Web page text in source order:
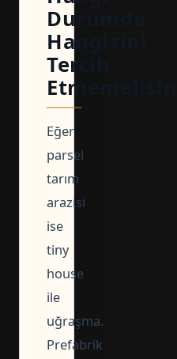
Durumda
Hangisini
Tercih
Etmemelisin
Eğer
parsel
tarım
arazisi
ise
tiny
house
ile
uğraşma.
Prefabrik